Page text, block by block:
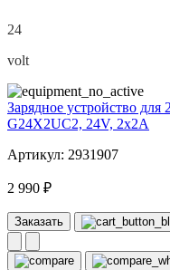
24
volt
Зарядное устройство для
G24X2UC2, 24V, 2x2А
Артикул: 2931907
2 990 ₽
Заказать